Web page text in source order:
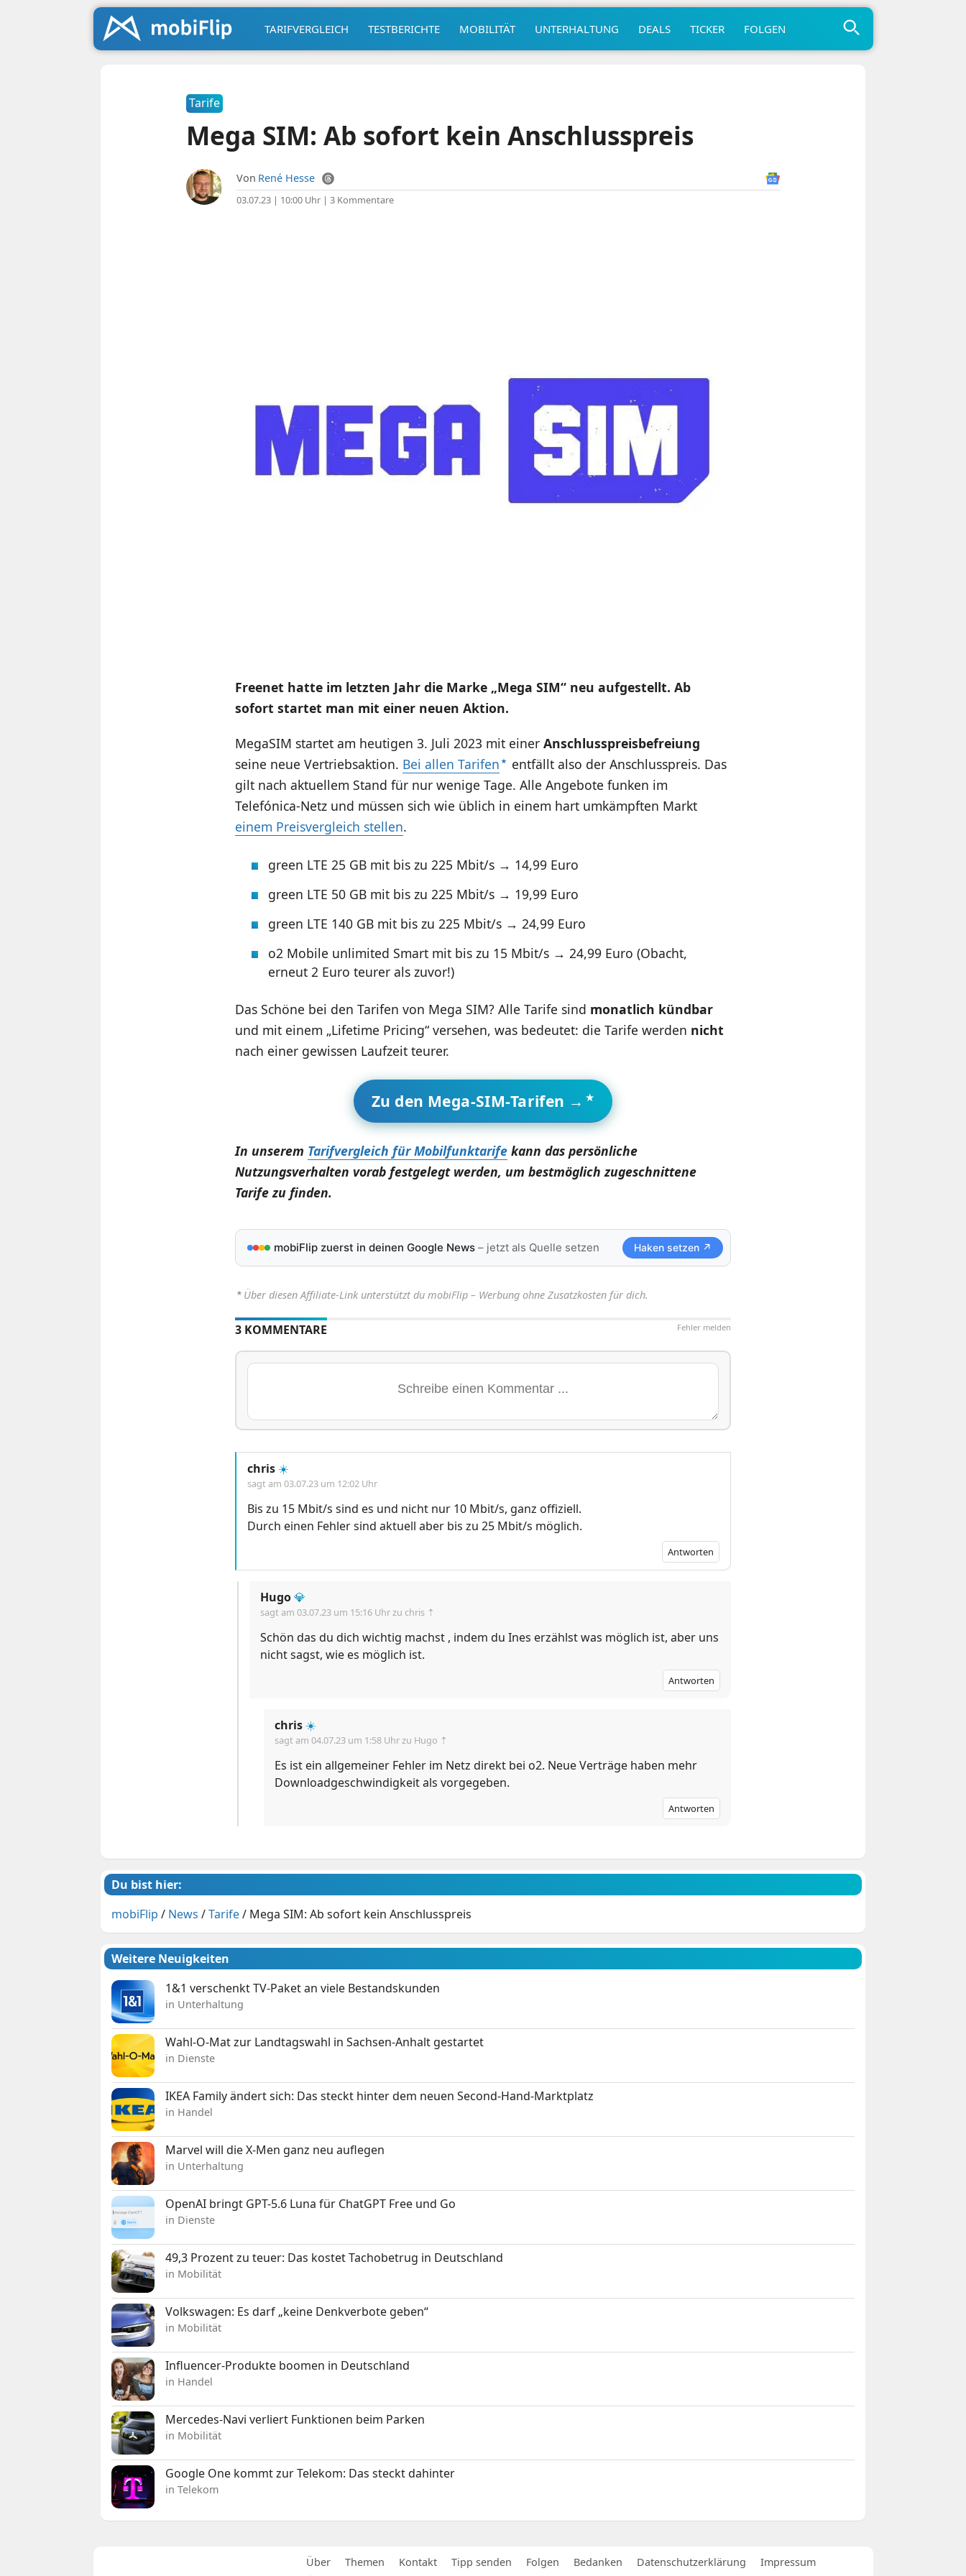
TARIFVERGLEICH TESTBERICHTE MOBILITÄT UNTERHALTUNG DEALS TICKER FOLGEN
Tarife
Mega SIM: Ab sofort kein Anschlusspreis
Von René Hesse
03.07.23 | 10:00 Uhr| 3 Kommentare
Freenet hatte im letzten Jahr die Marke „Mega SIM“ neu aufgestellt. Ab
sofort startet man mit einer neuen Aktion.
MegaSIM startet am heutigen 3. Juli 2023 mit einer Anschlusspreisbefreiung
seine neue Vertriebsaktion. Bei allen Tarifen
entfällt also der Anschlusspreis. Das
gilt nach aktuellem Stand für nur wenige Tage. Alle Angebote funken im
Telefónica-Netz und müssen sich wie üblich in einem hart umkämpften Markt
einem Preisvergleich stellen.
green LTE 25 GB mit bis zu 225 Mbit/s → 14,99 Euro
green LTE 50 GB mit bis zu 225 Mbit/s → 19,99 Euro
green LTE 140 GB mit bis zu 225 Mbit/s → 24,99 Euro
o2 Mobile unlimited Smart mit bis zu 15 Mbit/s → 24,99 Euro (Obacht,
erneut 2 Euro teurer als zuvor!)
Das Schöne bei den Tarifen von Mega SIM? Alle Tarife sind monatlich kündbar
und mit einem „Lifetime Pricing“ versehen, was bedeutet: die Tarife werden nicht
nach einer gewissen Laufzeit teurer.
Zu den Mega-SIM-Tarifen →
In unserem Tarifvergleich für Mobilfunktarifekann das persönliche
Nutzungsverhalten vorab festgelegt werden, um bestmöglich zugeschnittene
Tarife zu finden.
mobiFlip zuerst in deinen Google News– jetzt als Quelle setzen Haken setzen ↗
⋆ Über diesen Affiliate-Link unterstützt du mobiFlip – Werbung ohne Zusatzkosten für dich.
Fehler melden
3 KOMMENTARE
chris ☀️
sagt am 03.07.23 um 12:02 Uhr
Bis zu 15 Mbit/s sind es und nicht nur 10 Mbit/s, ganz offiziell.
Durch einen Fehler sind aktuell aber bis zu 25 Mbit/s möglich.
Antworten
Hugo💎
sagt am 03.07.23 um 15:16 Uhrzu chris ⇡
Schön das du dich wichtig machst , indem du Ines erzählst was möglich ist, aber uns
nicht sagst, wie es möglich ist.
Antworten
chris ☀️
sagt am 04.07.23 um 1:58 Uhrzu Hugo ⇡
Es ist ein allgemeiner Fehler im Netz direkt bei o2. Neue Verträge haben mehr
Downloadgeschwindigkeit als vorgegeben.
Antworten
Du bist hier:
mobiFlip / News /Tarife/ Mega SIM: Ab sofort kein Anschlusspreis
Weitere Neuigkeiten
1&1 verschenkt TV-Paket an viele Bestandskunden
in Unterhaltung
Wahl-O-Mat zur Landtagswahl in Sachsen-Anhalt gestartet
in Dienste
IKEA Family ändert sich: Das steckt hinter dem neuen Second-Hand-Marktplatz
in Handel
Marvel will die X-Men ganz neu auflegen
in Unterhaltung
OpenAI bringt GPT-5.6 Luna für ChatGPT Free und Go
in Dienste
49,3 Prozent zu teuer: Das kostet Tachobetrug in Deutschland
in Mobilität
Volkswagen: Es darf „keine Denkverbote geben“
in Mobilität
Influencer-Produkte boomen in Deutschland
in Handel
Mercedes-Navi verliert Funktionen beim Parken
in Mobilität
Google One kommt zur Telekom: Das steckt dahinter
in Telekom
Über Themen Kontakt Tipp senden Folgen Bedanken Datenschutzerklärung
Impressum